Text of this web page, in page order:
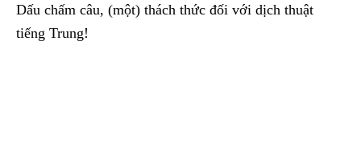
Dấu chấm câu, (một) thách thức đối với dịch thuật
tiếng Trung!